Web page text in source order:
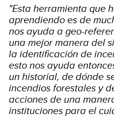
"Esta herramienta que
aprendiendo es de
nos ayuda a geo-
una mejor manera del
la identificación de
esto nos ayuda
un historial, de dónde
incendios forestales y
acciones de una
instituciones para el